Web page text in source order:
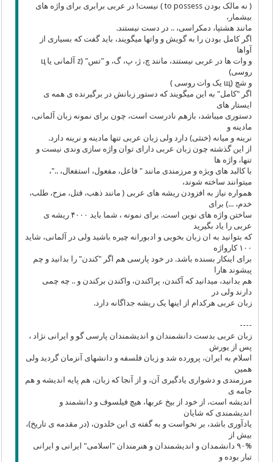
( نه مالک بودن to possess ) نیست! در عربی برابری برای واژه های
بیشمار،
مانند هشتپا، دمکراسی، .. در دست نیستند.
اگر کامل بودن را به گویش و واتها میگویند، باید گفت که بسیاری از
آواها
و وات ها در عربی نیستند، مانند چ، ژ، پ، گ، و "تس" (z آلمانی یا ц
روسی)
و شچ (щ یک وات روسی )
اگر "کامل" به این میگویند که دستور زبانش در برگیرنده ی همه ی
ایستار های
دستوری میباشد، بازهم نادرست است، چون برای نمونه زبان آلمانی،
مادینه و
نرینه و میانه (خنثی) دارد ولی زبان عربی تنها مادینه و نرینه دارد.
از این گذشته چون زبان عربی دارای توان واژه سازی وندی نیست و
تنها، واژه ها
با کالبد های ویژه و مرزمندی مانند " فاعل، مفعول، استفعال، .."،
میتوانند ساخته شوند،
همواره نیاز به افزودن ریشه های عربی ( مانند ذهب، قتل، مزح، طلب،
خدم، ...) برای
ساختن واژه های نوین است. برای نمونه ، شما باید ۴۰۰۰ ریشه ی
عربی را یاد بگیرید
که بتوانید به ان زبان بخوبی و ادبورانه چیره باشید ولی در آلمانی، شاید
١۰۰ کارواژه
برای اینکار بسنده باشد. در خود پارسی هم اگر "کندن" را بدانید و چم
پیشوند هارا
هم بدانید، میدانید که آکندن، پراکندن، واکندن برکندن و .. چه چمی
دارند ولی در
زبان عربی هرکدام از اینها یک ریشه جداگانه دارد.
----
زبان عربی بدست دانشمندان و اندیشمندان پارسی گو و ایرانی نژاد ،
پس از یورش
اسلام به ایران، پرورده شد و زبان فلسفه و دانشهای آنزمان گردید ولی
همین
مرزمندی و دشواری یادگیری آن، و از آنجا که زبان، هم پایه اندیشه و هم
جامه ی
اندیشه است، از خود از بیخ عربها، هیچ فیلسوف و دانشمند و
اندیشمندی که شایان
یادآوری باشد، بر نخواست و به گفته ی ابن خلدون، (در مقدمه ی تاریخ)،
بیش از
۹۰% دانشمدان و اندیشمندان و هنرمندان "اسلامی" ایرانی و ایرانی
تبار بوده و